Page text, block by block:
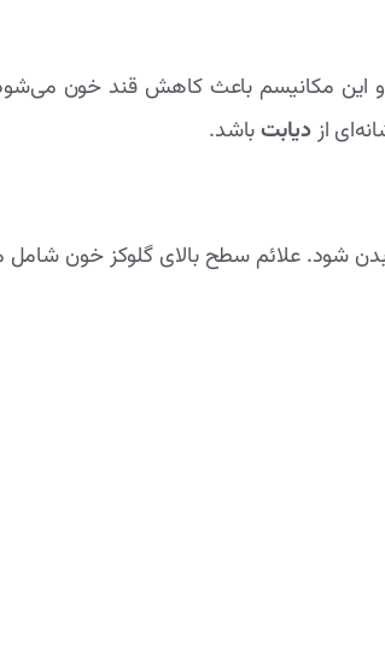
و این مکانیسم باعث کاهش قند خون
ازدیابتباشد.
شود. علائم سطح بالای گلوکز خون شامل